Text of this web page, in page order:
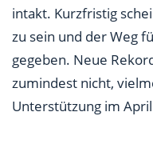
intakt. Kurzfristig
zu sein und der Weg
gegeben. Neue
zumindest nicht,
Unterstützung im